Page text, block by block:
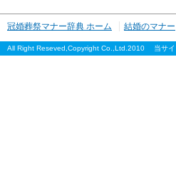
冠婚葬祭マナー辞典 ホーム 結婚のマナー
All Right Reseved,Copyright Co.,Ltd.2010 当サイ